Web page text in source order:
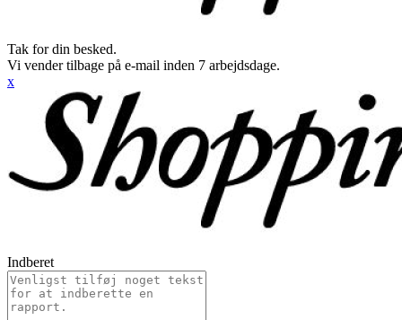
Tak for din besked.
Vi vender tilbage på e-mail inden 7 arbejdsdage.
x
Indberet